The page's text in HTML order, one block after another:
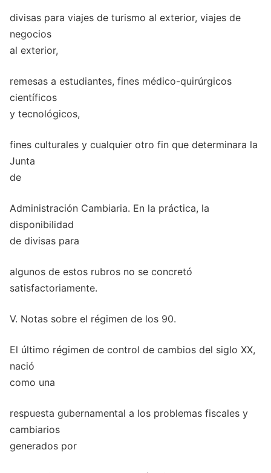
divisas para viajes de turismo al exterior, viajes de
negocios
al exterior,
remesas a estudiantes, fines médico-quirúrgicos
científicos
y tecnológicos,
fines culturales y cualquier otro fin que determinara la
Junta
de
Administración Cambiaria. En la práctica, la
disponibilidad
de divisas para
algunos de estos rubros no se concretó
satisfactoriamente.
V. Notas sobre el régimen de los 90.
El último régimen de control de cambios del siglo XX,
nació
como una
respuesta gubernamental a los problemas fiscales y
cambiarios
generados por